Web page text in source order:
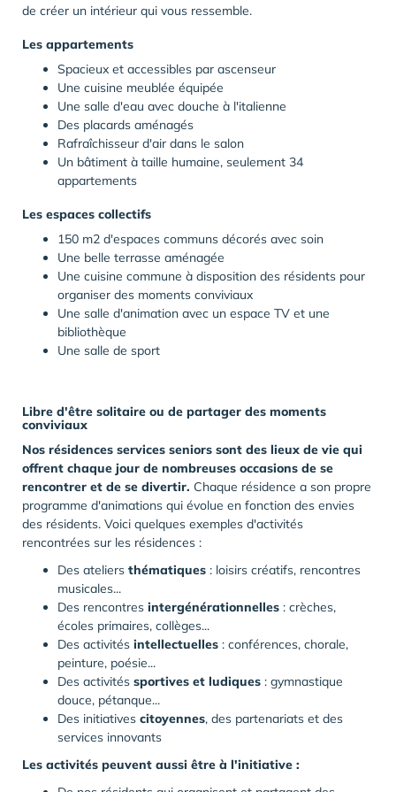
de créer un intérieur qui vous ressemble.
Les appartements
Spacieux et accessibles par ascenseur
Une cuisine meublée équipée
Une salle d'eau avec douche à l'italienne
Des placards aménagés
Rafraîchisseur d'air dans le salon
Un bâtiment à taille humaine, seulement 34
appartements
Les espaces collectifs
150 m2 d'espaces communs décorés avec soin
Une belle terrasse aménagée
Une cuisine commune à disposition des résidents pour
organiser des moments conviviaux
Une salle d'animation avec un espace TV et une
bibliothèque
Une salle de sport
Libre d'être solitaire ou de partager des moments
conviviaux
Nos résidences services seniors sont des lieux de vie qui
offrent chaque jour de nombreuses occasions de se
rencontrer et de se divertir. Chaque résidence a son propre
programme d'animations qui évolue en fonction des envies
des résidents. Voici quelques exemples d'activités
rencontrées sur les résidences :
Des ateliers thématiques : loisirs créatifs, rencontres
musicales...
Des rencontres intergénérationnelles : crèches,
écoles primaires, collèges...
Des activités intellectuelles : conférences, chorale,
peinture, poésie...
Des activités sportives et ludiques : gymnastique
douce, pétanque...
Des initiatives citoyennes, des partenariats et des
services innovants
Les activités peuvent aussi être à l'initiative :